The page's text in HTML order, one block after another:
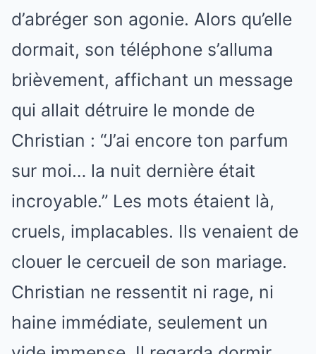
d’abréger son agonie. Alors qu’elle
dormait, son téléphone s’alluma
brièvement, affichant un message
qui allait détruire le monde de
Christian : “J’ai encore ton parfum
sur moi… la nuit dernière était
incroyable.” Les mots étaient là,
cruels, implacables. Ils venaient de
clouer le cercueil de son mariage.
Christian ne ressentit ni rage, ni
haine immédiate, seulement un